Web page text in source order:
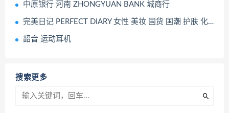
中原银行 河南 ZHONGYUAN BANK 城商行
完美日记 PERFECT DIARY 女性 美妆 国货 国潮 护肤 化妆品
韶音 运动耳机
搜索更多